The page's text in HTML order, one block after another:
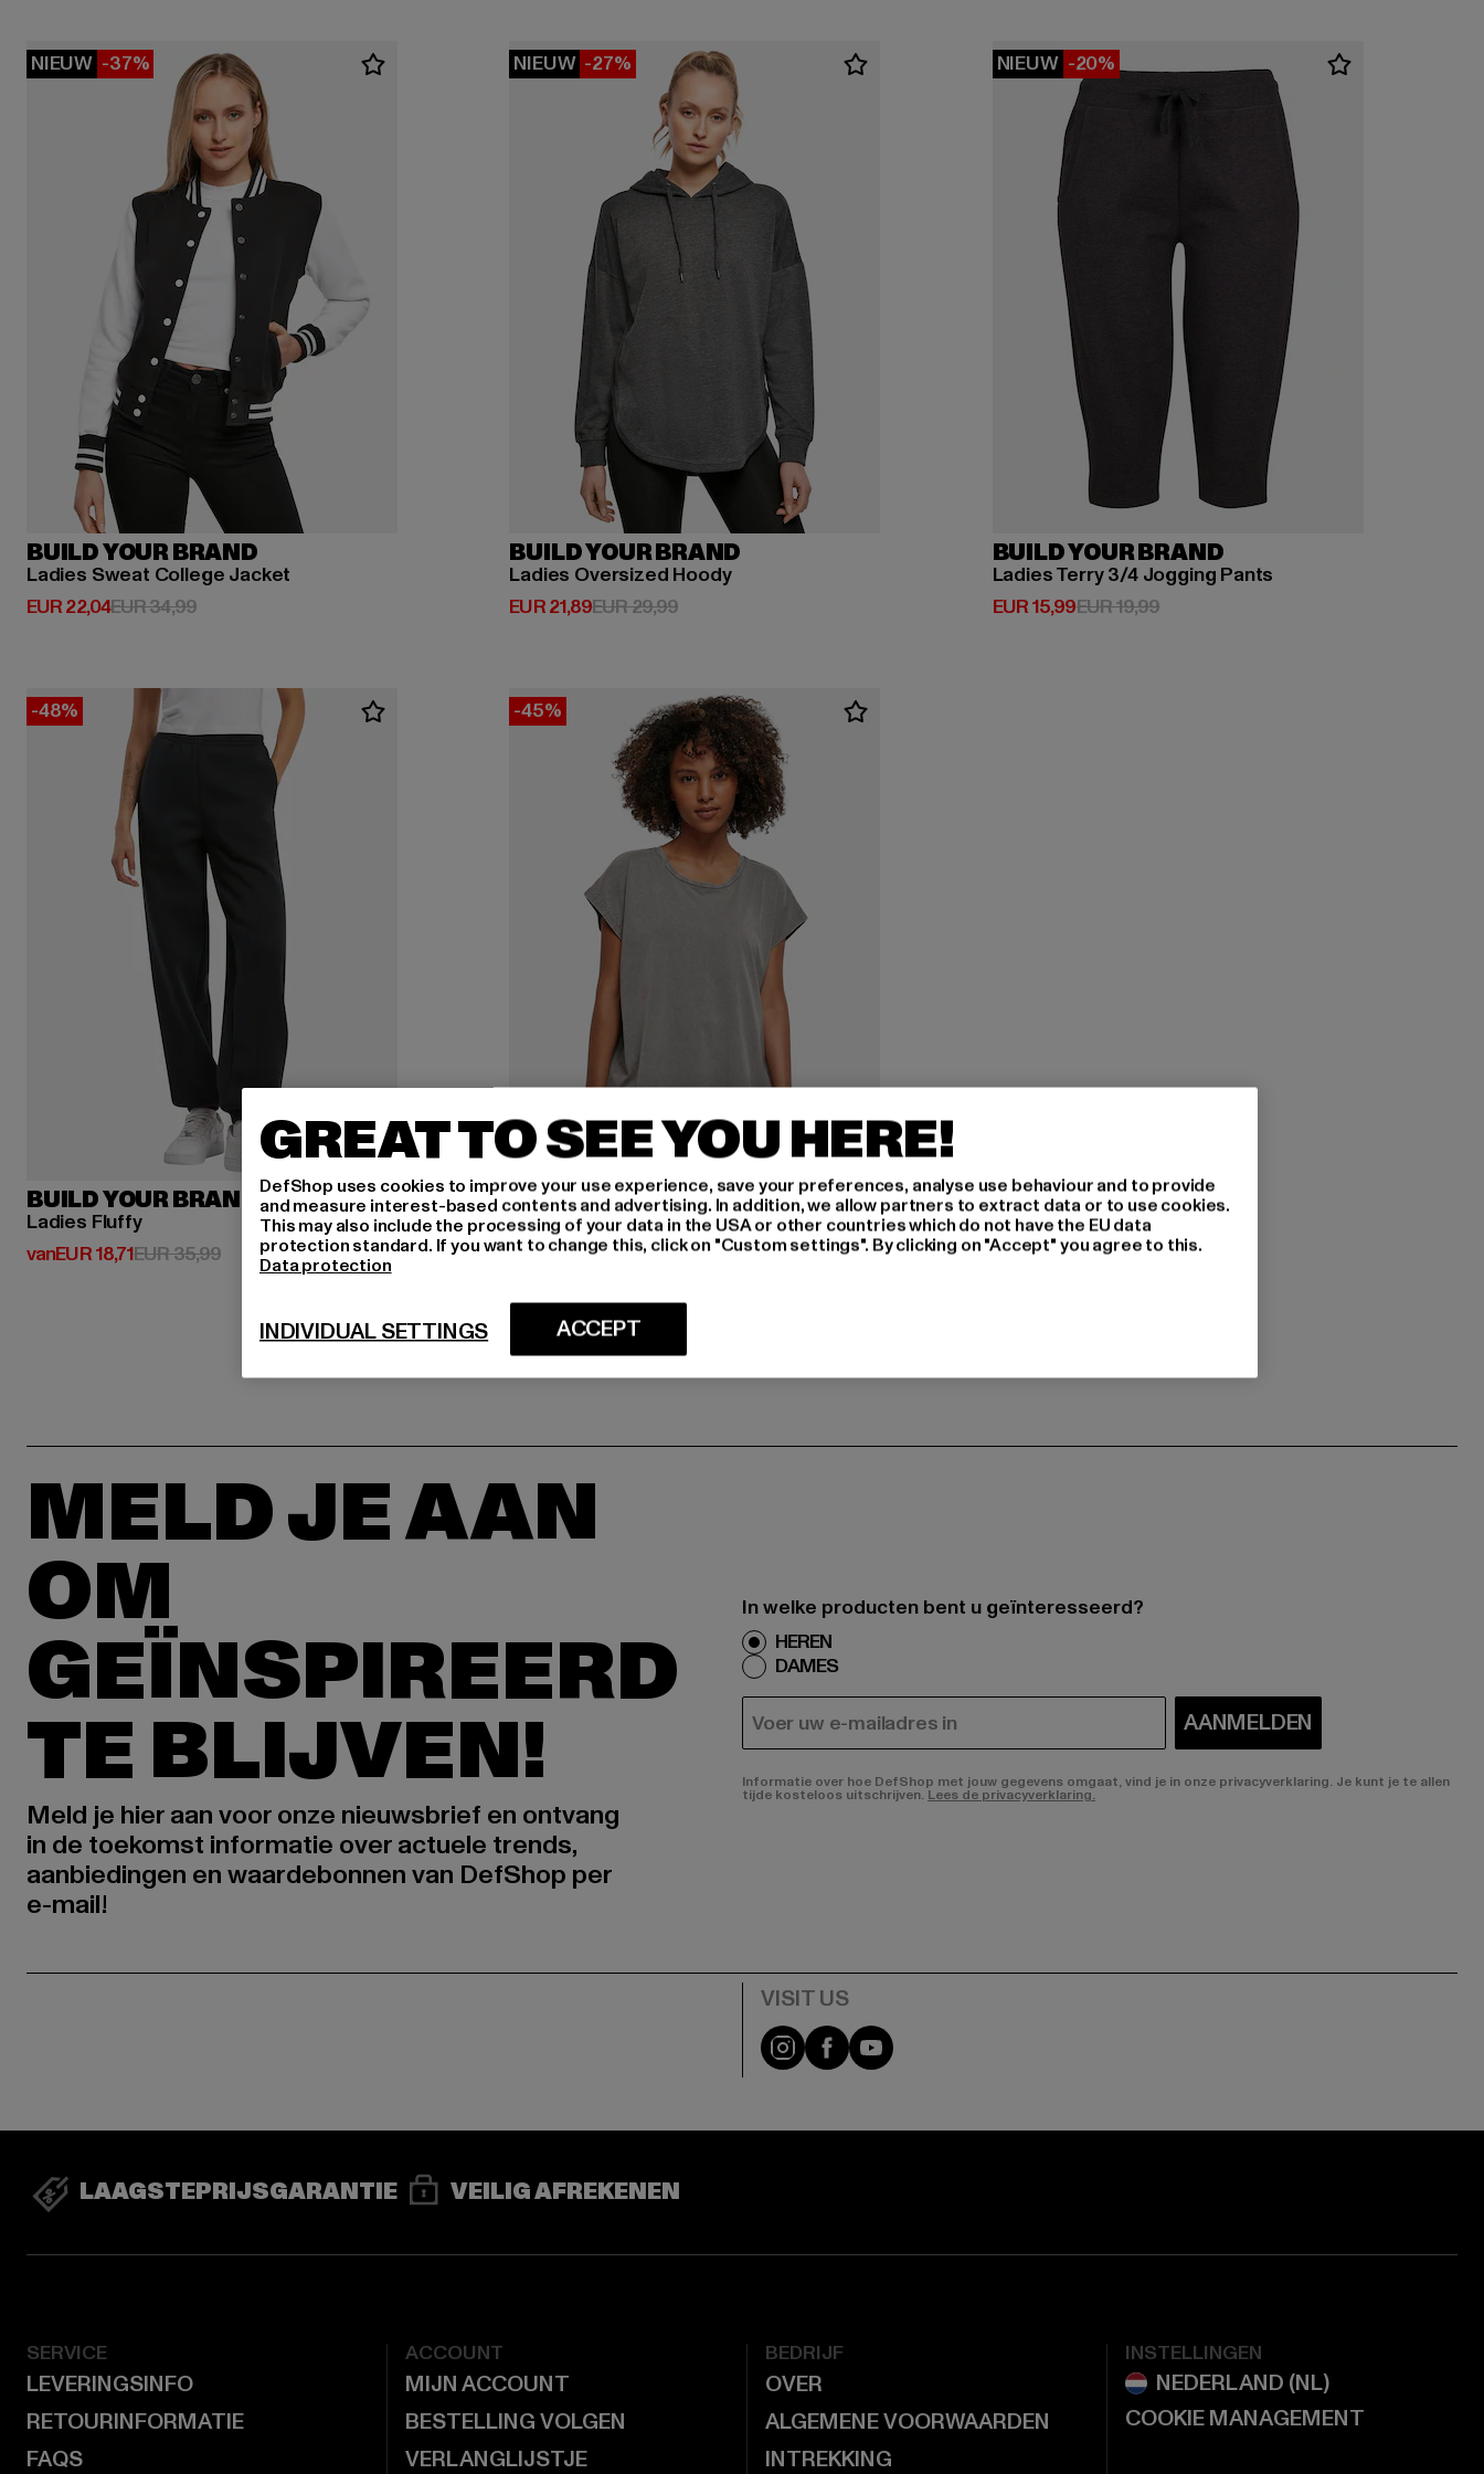
NIEUW -37%
BUILD YOUR BRAND
Ladies Sweat College Jacket
EUR 22,04
Huidige prijs: EUR 22,04
EUR 34,99Actieprijs: EUR 34,99
NIEUW -27%
BUILD YOUR BRAND
Ladies Oversized Hoody
EUR 21,89
Huidige prijs: EUR 21,89
EUR 29,99Actieprijs: EUR 29,99
NIEUW -20%
BUILD YOUR BRAND
Ladies Terry 3/4 Jogging Pants
EUR 15,99
Huidige prijs: EUR 15,99
EUR 19,99Actieprijs: EUR 19,99
-48%
BUILD YOUR BRAND
Ladies Fluffy
vanEUR 18,71
Huidige prijs: Van EUR 18,71
EUR 35,99Actieprijs: EUR 35,99
-45%
BUILD YOUR BRAND
Ladies Acid Washed Extended Shoulder
EUR 10,99
Huidige prijs: EUR 10,99
EUR 19,99Actieprijs: EUR 19,99
MELD JE AAN
OM
GEÏNSPIREERD
TE BLIJVEN!
Meld je hier aan voor onze nieuwsbrief en ontvang
in de toekomst informatie over actuele trends,
aanbiedingen en waardebonnen van DefShop per
e-mail!
In welke producten bent u geïnteresseerd?
HEREN
DAMES
E-MAIL AANMELDEN
Informatie over hoe DefShop met jouw gegevens omgaat, vind je in onze privacyverklaring. Je kunt je te allen
tijde kosteloos uitschrijven. Lees de privacyverklaring.
Visit our Instagram page:
Visit our Facebook page:
Visit our YouTube channel:
LAAGSTEPRIJSGARANTIE VEILIG AFREKENEN
SERVICE
LEVERINGSINFO
RETOURINFORMATIE
FAQS
ACCOUNT
MIJN ACCOUNT
BESTELLING VOLGEN
VERLANGLIJSTJE
BEDRIJF
OVER
ALGEMENE VOORWAARDEN
INTREKKING
INSTELLINGEN
COOKIE MANAGEMENT
GREAT TO SEE YOU HERE!
DefShop uses cookies to improve your use experience, save your preferences, analyse use behaviour and to provide
and measure interest-based contents and advertising. In addition, we allow partners to extract data or to use cookies.
This may also include the processing of your data in the USA or other countries which do not have the EU data
protection standard. If you want to change this, click on "Custom settings". By clicking on "Accept" you agree to this.
Data protection
ACCEPT
INDIVIDUAL SETTINGS